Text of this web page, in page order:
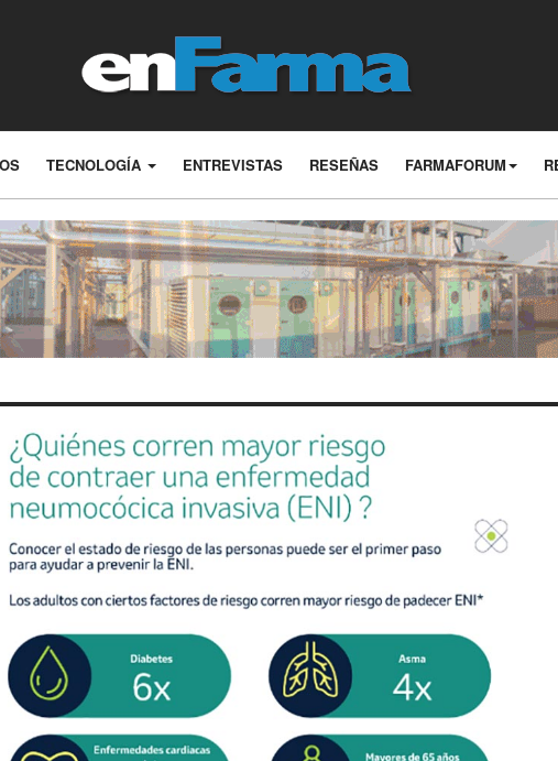
TECNOLOGÍA ENTREVISTAS RESEÑAS FARMAFORUM